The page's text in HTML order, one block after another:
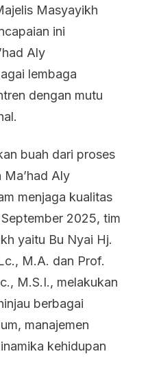
Masyayikh
ini
Aly
lembaga
dengan mutu
buah dari proses
Aly
menjaga kualitas
2025, tim
yaitu Bu Nyai Hj.
M.A. dan Prof.
M.S.I., melakukan
berbagai
manajemen
kehidupan